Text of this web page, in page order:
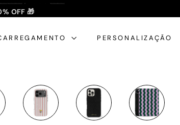
🇵🇹🇪🇸 | +50€ 🇪🇺
OFF 🎁
PERSONALIZAÇÃO